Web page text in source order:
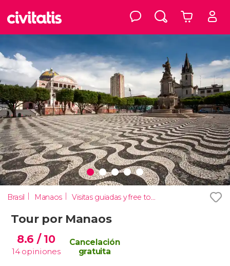
Brasil Manaos Visitas guiadas y free tours
Tour por Manaos
8.6 / 10
14 opiniones
Cancelación
gratuita